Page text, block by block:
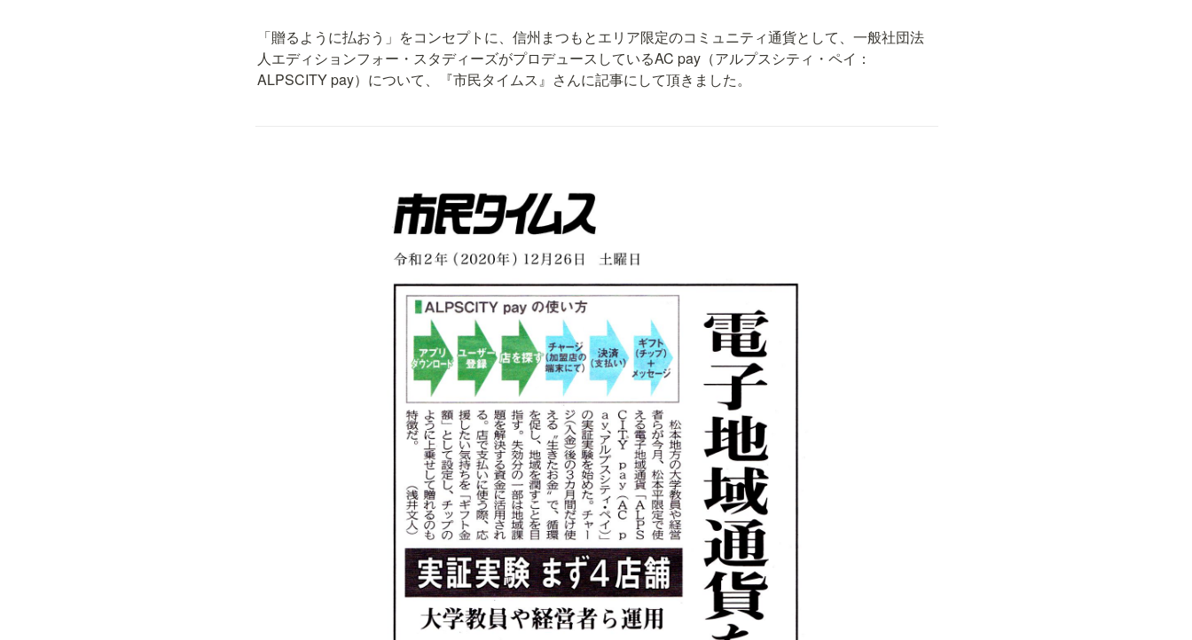
「贈るように払おう」をコンセプトに、信州まつもとエリア限定のコミュニティ通貨として、一般社団法
人エディションフォー・スタディーズがプロデュースしているAC pay（アルプスシティ・ペイ：
ALPSCITY pay）について、『市民タイムス』さんに記事にして頂きました。